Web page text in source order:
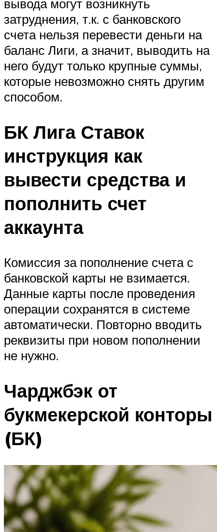
вывода могут возникнуть
затруднения, т.к. с банковского
счета нельзя перевести деньги на
баланс Лиги, а значит, выводить на
него будут только крупные суммы,
которые невозможно снять другим
способом.
БК Лига Ставок
инструкция как
вывести средства и
пополнить счет
аккаунта
Комиссия за пополнение счета с
банковской карты не взимается.
Данные карты после проведения
операции сохранятся в системе
автоматически. Повторно вводить
реквизиты при новом пополнении
не нужно.
Чарджбэк от
букмекерской конторы
(БК)